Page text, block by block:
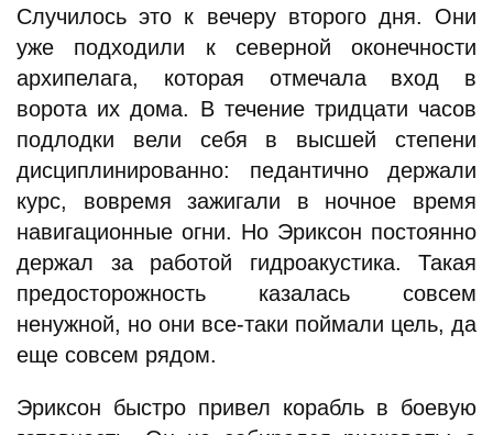
Случилось это к вечеру второго дня. Они
уже подходили к северной оконечности
архипелага, которая отмечала вход в
ворота их дома. В течение тридцати часов
подлодки вели себя в высшей степени
дисциплинированно: педантично держали
курс, вовремя зажигали в ночное время
навигационные огни. Но Эриксон постоянно
держал за работой гидроакустика. Такая
предосторожность казалась совсем
ненужной, но они все-таки поймали цель, да
еще совсем рядом.
Эриксон быстро привел корабль в боевую